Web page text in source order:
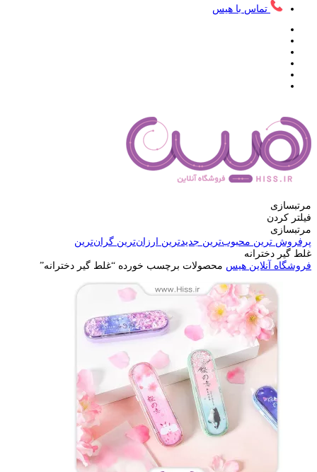
تماس با هیس
مرتبسازی
فیلتر کردن
مرتبسازی
پرفروش ترین محبوب‌ترین جدیدترین ارزان‌ترین گران‌ترین
غلط گیر دخترانه
فروشگاه آنلاین هیس محصولات برچسب خورده “غلط گیر دخترانه”